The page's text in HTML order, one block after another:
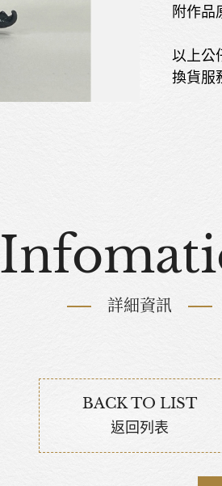
附作品
以上公
換貨服
詳細資訊
BACK TO LIST
返回列表